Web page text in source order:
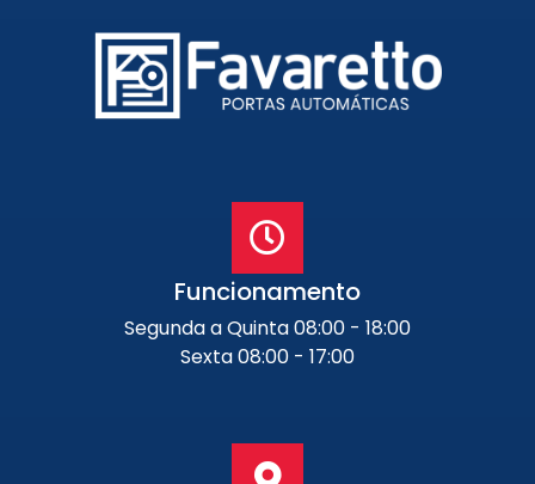
Funcionamento
Segunda a Quinta 08:00 - 18:00
Sexta 08:00 - 17:00